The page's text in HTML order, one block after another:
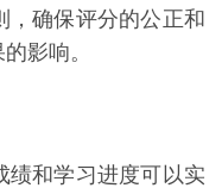
，确保评分的公正和
影响。
和学习进度可以实